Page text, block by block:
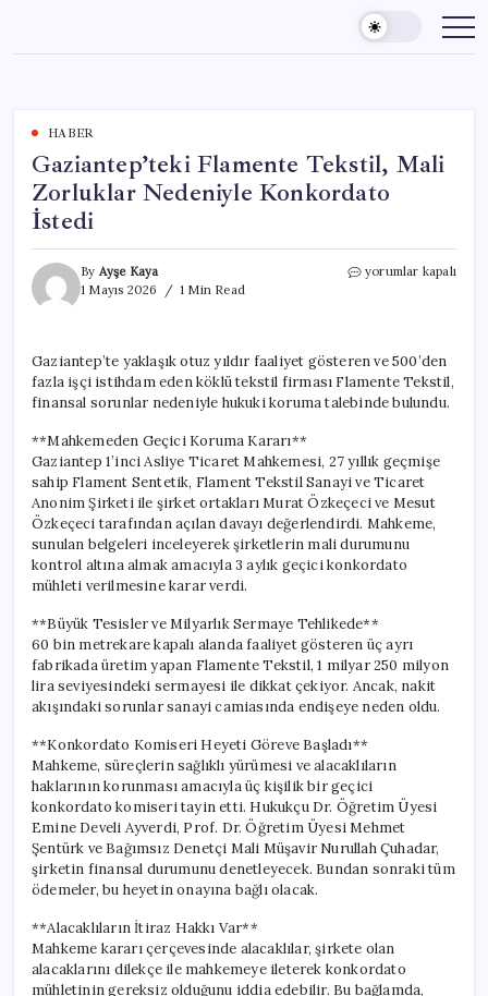
content
HABER
Gaziantep’teki Flamente Tekstil, Mali
Zorluklar Nedeniyle Konkordato
İstedi
By Ayşe Kaya
1 Mayıs 2026
1 Min Read
Gaziantep’teki
Nedeniyle
Konkordato
İstedi
yorumlar kapalı
Gaziantep’te yaklaşık otuz yıldır faaliyet gösteren ve 500’den
fazla işçi istihdam eden köklü tekstil firması Flamente Tekstil,
finansal sorunlar nedeniyle hukuki koruma talebinde bulundu.
**Mahkemeden Geçici Koruma Kararı**
Gaziantep 1’inci Asliye Ticaret Mahkemesi, 27 yıllık geçmişe
sahip Flament Sentetik, Flament Tekstil Sanayi ve Ticaret
Anonim Şirketi ile şirket ortakları Murat Özkeçeci ve Mesut
Özkeçeci tarafından açılan davayı değerlendirdi. Mahkeme,
sunulan belgeleri inceleyerek şirketlerin mali durumunu
kontrol altına almak amacıyla 3 aylık geçici konkordato
mühleti verilmesine karar verdi.
**Büyük Tesisler ve Milyarlık Sermaye Tehlikede**
60 bin metrekare kapalı alanda faaliyet gösteren üç ayrı
fabrikada üretim yapan Flamente Tekstil, 1 milyar 250 milyon
lira seviyesindeki sermayesi ile dikkat çekiyor. Ancak, nakit
akışındaki sorunlar sanayi camiasında endişeye neden oldu.
**Konkordato Komiseri Heyeti Göreve Başladı**
Mahkeme, süreçlerin sağlıklı yürümesi ve alacaklıların
haklarının korunması amacıyla üç kişilik bir geçici
konkordato komiseri tayin etti. Hukukçu Dr. Öğretim Üyesi
Emine Develi Ayverdi, Prof. Dr. Öğretim Üyesi Mehmet
Şentürk ve Bağımsız Denetçi Mali Müşavir Nurullah Çuhadar,
şirketin finansal durumunu denetleyecek. Bundan sonraki tüm
ödemeler, bu heyetin onayına bağlı olacak.
**Alacaklıların İtiraz Hakkı Var**
Mahkeme kararı çerçevesinde alacaklılar, şirkete olan
alacaklarını dilekçe ile mahkemeye ileterek konkordato
mühletinin gereksiz olduğunu iddia edebilir. Bu bağlamda,